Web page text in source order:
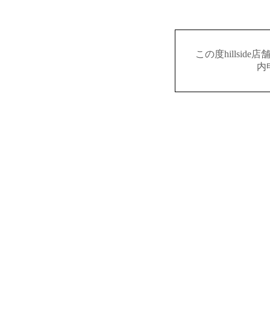
この度hillside店
内